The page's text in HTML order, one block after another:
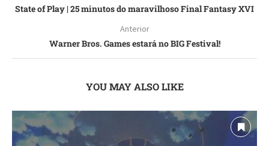
State of Play | 25 minutos do maravilhoso Final Fantasy XVI
Anterior
Warner Bros. Games estará no BIG Festival!
YOU MAY ALSO LIKE